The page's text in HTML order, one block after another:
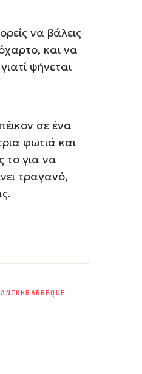
να βάλεις
και να
ψήνεται
σε ένα
φωτιά και
το για να
τραγανό,
BARBEQUE